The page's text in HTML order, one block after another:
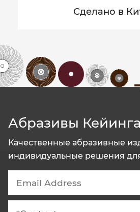
Сделано в
Абразивы Кейинга
Качественные абразивные
индивидуальные решения